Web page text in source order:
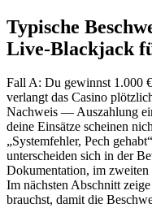
Typische
Live-Blackjack
Fall A: Du gewinnst 1.000
verlangt das Casino
Nachweis — Auszahlung
deine Einsätze scheinen
„Systemfehler, Pech
unterscheiden sich in der
Dokumentation, im zweiten
Im nächsten Abschnitt
brauchst, damit die